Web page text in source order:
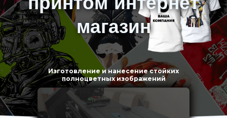
магазин
Изготовление и нанесение стойких
полноцветных изображений